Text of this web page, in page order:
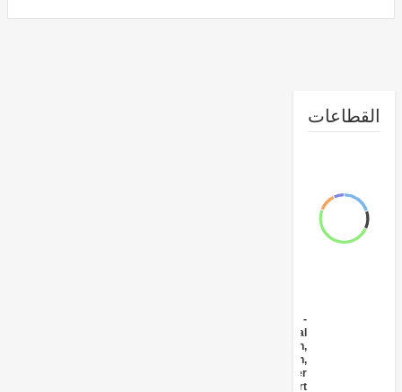
Agricultural
Extension,
Research,
and Other